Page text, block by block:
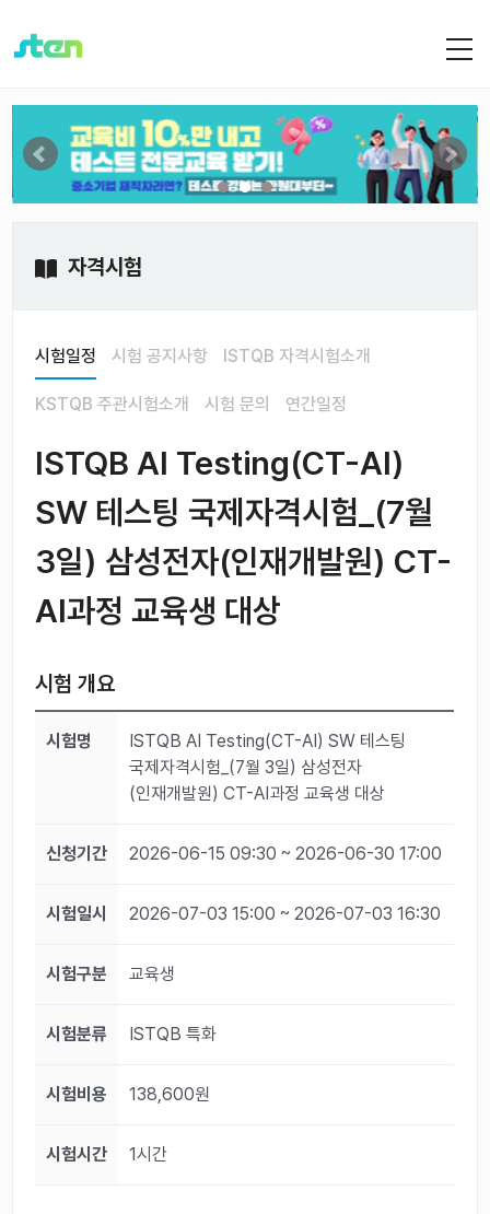
자격시험
시험일정 시험 공지사항 ISTQB 자격시험소개
KSTQB 주관시험소개 시험 문의 연간일정
ISTQB AI Testing(CT-AI)
SW 테스팅 국제자격시험_(7월
3일) 삼성전자(인재개발원) CT-
AI과정 교육생 대상
시험 개요
시험명
ISTQB AI Testing(CT-AI) SW 테스팅
국제자격시험_(7월 3일) 삼성전자
(인재개발원) CT-AI과정 교육생 대상
신청기간 2026-06-15 09:30 ~ 2026-06-30 17:00
시험일시 2026-07-03 15:00 ~ 2026-07-03 16:30
시험구분 교육생
시험분류 ISTQB 특화
시험비용 138,600원
시험시간 1시간